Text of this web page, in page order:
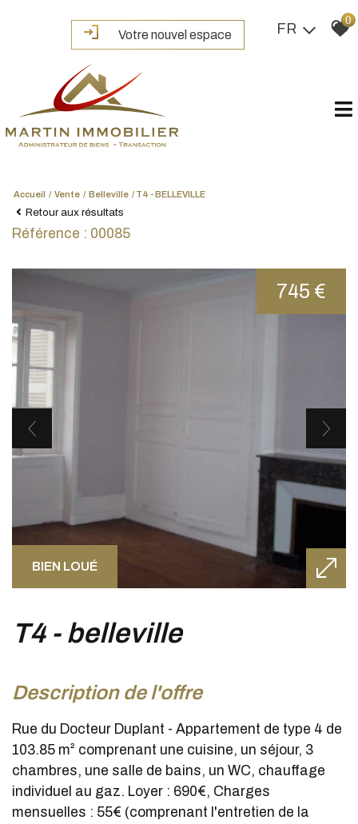
Votre nouvel espace FR
0
Accueil Vente Belleville T4 - BELLEVILLE
Retour aux résultats
Référence : 00085
BIEN LOUÉ
745 €
t4 - belleville
description de l'offre
Rue du Docteur Duplant - Appartement de type 4 de
103.85 m² comprenant une cuisine, un séjour, 3
chambres, une salle de bains, un WC, chauffage
individuel au gaz. Loyer : 690€, Charges
mensuelles : 55€ (comprenant l'entretien de la